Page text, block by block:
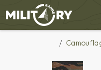
Army shop MILITARY